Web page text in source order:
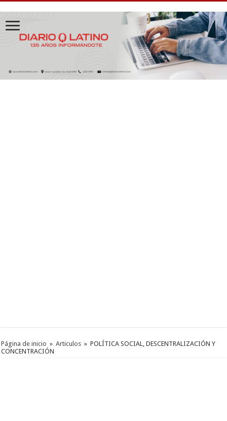
Página de inicio » Articulos » POLÍTICA SOCIAL, DESCENTRALIZACIÓN Y
CONCENTRACIÓN